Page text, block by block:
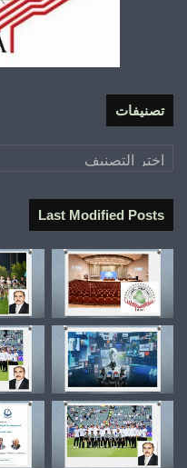
تصنيفات
تصنيفات
Last Modified Posts